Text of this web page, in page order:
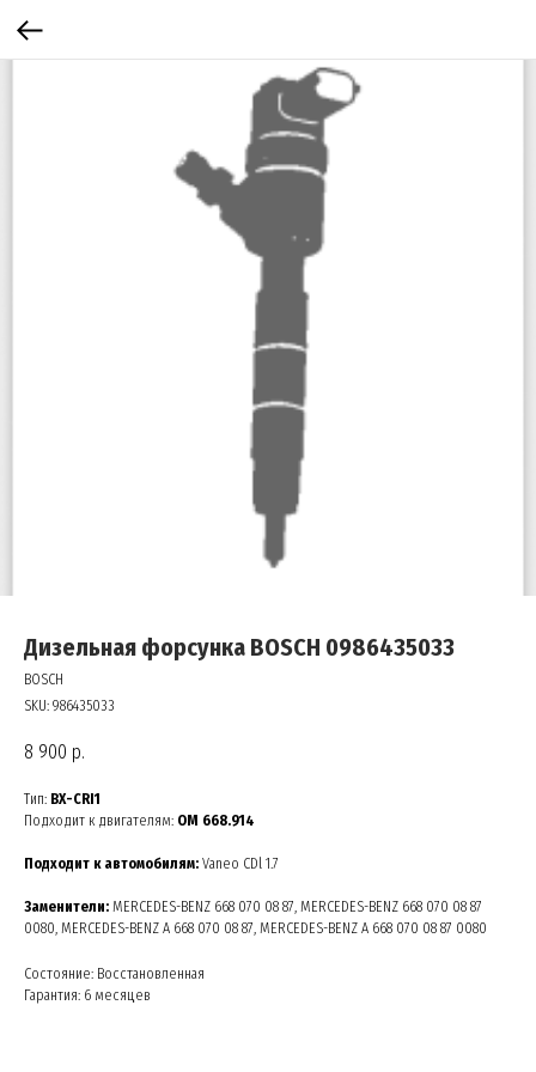
Дизельная форсунка BOSCH 0986435033
BOSCH
SKU: 986435033
8 900 р.
Тип: BX-CRI1
Подходит к двигателям: OM 668.914
Подходит к автомобилям: Vaneo CDl 1.7
Заменители: MERCEDES-BENZ 668 070 08 87, MERCEDES-BENZ 668 070 08 87
0080, MERCEDES-BENZ A 668 070 08 87, MERCEDES-BENZ A 668 070 08 87 0080
Состояние: Восстановленная
Гарантия: 6 месяцев